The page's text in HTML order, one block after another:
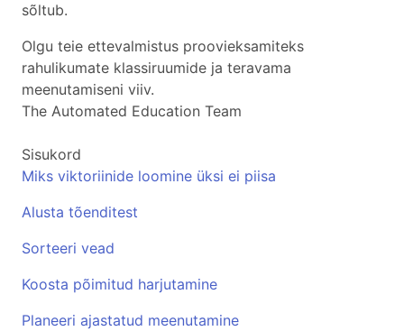
sõltub.
Olgu teie ettevalmistus proovieksamiteks
rahulikumate klassiruumide ja teravama
meenutamiseni viiv.
The Automated Education Team
Sisukord
Miks viktoriinide loomine üksi ei piisa
Alusta tõenditest
Sorteeri vead
Koosta põimitud harjutamine
Planeeri ajastatud meenutamine